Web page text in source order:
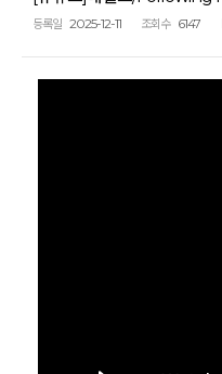
등록일 2025-12-11 조회수 6147